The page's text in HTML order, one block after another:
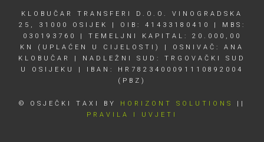
KLOBUČAR TRANSFERI D.O.O. VINOGRADSKA
25, 31000 OSIJEK | OIB: 41433180410 | MBS:
030193760 | TEMELJNI KAPITAL: 20.000,00
KN (UPLAĆEN U CIJELOSTI) | OSNIVAČ: ANA
KLOBUČAR | NADLEŽNI SUD: TRGOVAČKI SUD
U OSIJEKU | IBAN: HR7823400091110892004
(PBZ)
© OSJEČKI TAXI BY HORIZONT SOLUTIONS
||
PRAVILA I UVJETI